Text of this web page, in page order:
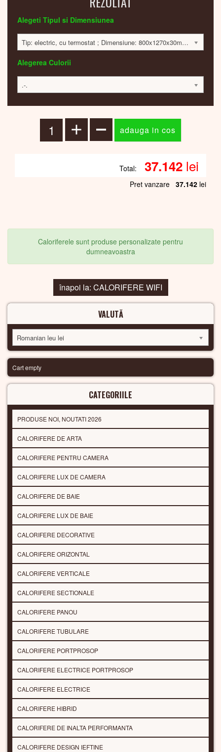
Alegeti Tipul si Dimensiunea
Tip: electric, cu termostat ; Dimensiune: 800x1270x30mm; 1000 Watt; 37019 lei
Alegerea Culorii
.-.
Total: 37.142 lei
Pret vanzare 37.142 lei
Caloriferele sunt produse personalizate pentru
dumneavoastra
înapoi la: CALORIFERE WIFI
VALUTĂ
Romanian leu lei
Cart empty
CATEGORIILE
PRODUSE NOI, NOUTATI 2026
CALORIFERE DE ARTA
CALORIFERE PENTRU CAMERA
CALORIFERE LUX DE CAMERA
CALORIFERE DE BAIE
CALORIFERE LUX DE BAIE
CALORIFERE DECORATIVE
CALORIFERE ORIZONTAL
CALORIFERE VERTICALE
CALORIFERE SECTIONALE
CALORIFERE PANOU
CALORIFERE TUBULARE
CALORIFERE PORTPROSOP
CALORIFERE ELECTRICE PORTPROSOP
CALORIFERE ELECTRICE
CALORIFERE HIBRID
CALORIFERE DE INALTA PERFORMANTA
CALORIFERE DESIGN IEFTINE